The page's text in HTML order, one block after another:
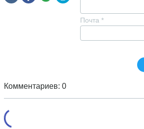
Почта *
Комментариев: 0